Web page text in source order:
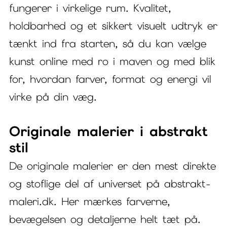
fungerer i virkelige rum. Kvalitet,
holdbarhed og et sikkert visuelt udtryk er
tænkt ind fra starten, så du kan vælge
kunst online med ro i maven og med blik
for, hvordan farver, format og energi vil
virke på din væg.
Originale malerier i abstrakt
stil
De originale malerier er den mest direkte
og stoflige del af universet på abstrakt-
maleri.dk. Her mærkes farverne,
bevægelsen og detaljerne helt tæt på.